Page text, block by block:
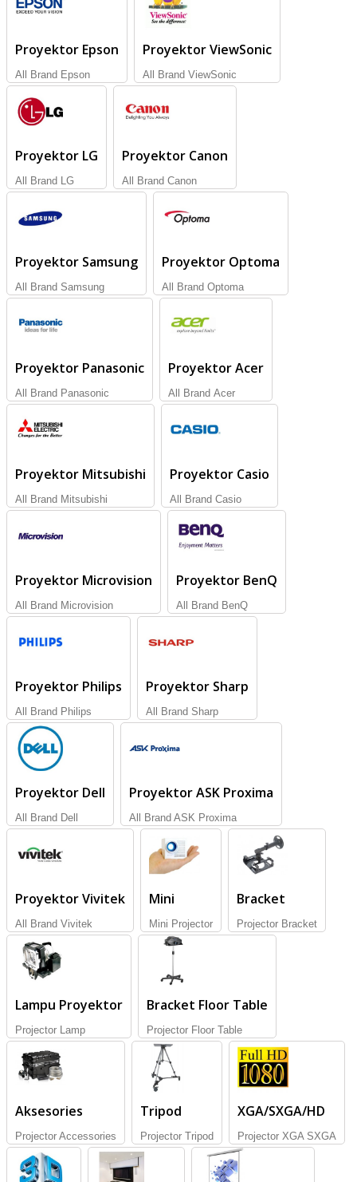
Proyektor Epson
All Brand Epson
Proyektor ViewSonic
All Brand ViewSonic
Proyektor LG
All Brand LG
Proyektor Canon
All Brand Canon
Proyektor Samsung
All Brand Samsung
Proyektor Optoma
All Brand Optoma
Proyektor Panasonic
All Brand Panasonic
Proyektor Acer
All Brand Acer
Proyektor Mitsubishi
All Brand Mitsubishi
Proyektor Casio
All Brand Casio
Proyektor Microvision
All Brand Microvision
Proyektor BenQ
All Brand BenQ
Proyektor Philips
All Brand Philips
Proyektor Sharp
All Brand Sharp
Proyektor Dell
All Brand Dell
Proyektor ASK Proxima
All Brand ASK Proxima
Proyektor Vivitek
All Brand Vivitek
Mini
Mini Projector
Bracket
Projector Bracket
Lampu Proyektor
Projector Lamp
Bracket Floor Table
Projector Floor Table
Aksesories
Projector Accessories
Tripod
Projector Tripod
XGA/SXGA/HD
Projector XGA SXGA